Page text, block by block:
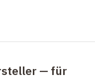
— für